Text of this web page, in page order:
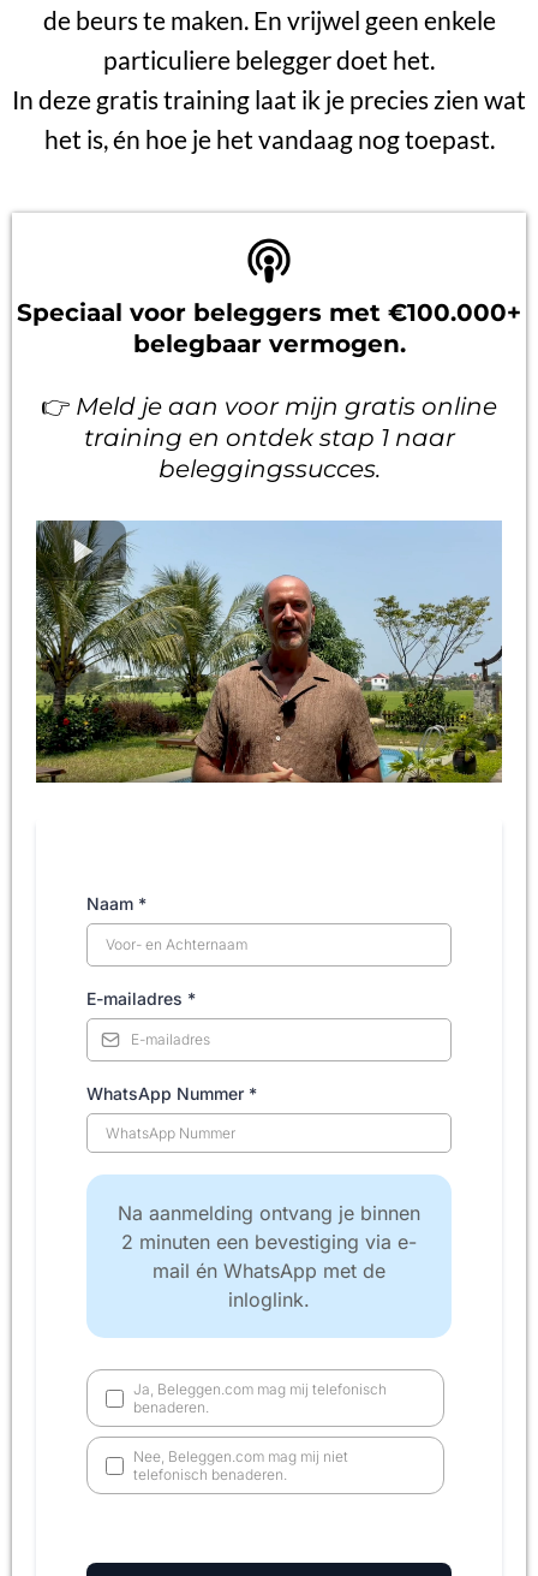
de beurs te maken. En vrijwel geen enkele
particuliere belegger doet het.
In deze gratis training laat ik je precies zien wat
het is, én hoe je het vandaag nog toepast.
Speciaal voor beleggers met €100.000+
belegbaar vermogen.
👉 Meld je aan voor mijn gratis online
training en ontdek stap 1 naar
beleggingssucces.
Naam *
E-mailadres *
WhatsApp Nummer *
Na aanmelding ontvang je binnen
2 minuten een bevestiging via e-
mail én WhatsApp met de
inloglink.
Ja, Beleggen.com mag mij telefonisch
benaderen.
Nee, Beleggen.com mag mij niet
telefonisch benaderen.